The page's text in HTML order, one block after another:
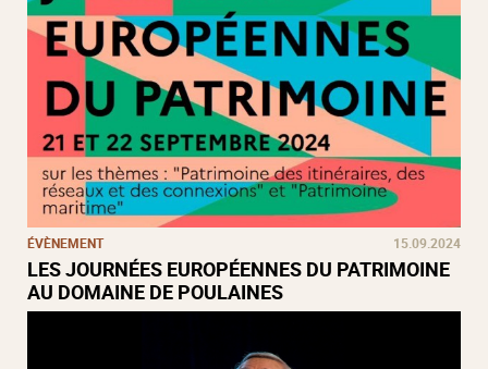
ÉVÈNEMENT 15.09.2024
LES JOURNÉES EUROPÉENNES DU PATRIMOINE
AU DOMAINE DE POULAINES